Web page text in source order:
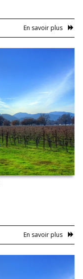
En savoir plus
En savoir plus